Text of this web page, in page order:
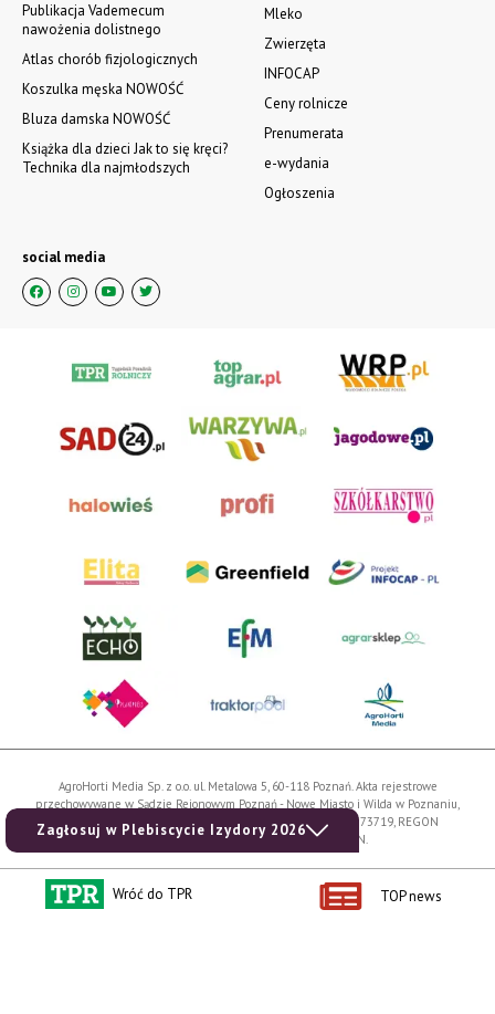
Zagłosuj w Plebiscycie Izydory 2026
Mleko
Zwierzęta
INFOCAP
Ceny rolnicze
Prenumerata
e-wydania
Ogłoszenia
Publikacja Vademecum
nawożenia dolistnego
Atlas chorób fizjologicznych
Koszulka męska NOWOŚĆ
Bluza damska NOWOŚĆ
Książka dla dzieci Jak to się kręci?
Technika dla najmłodszych
social media
AgroHorti Media Sp. z o.o. ul. Metalowa 5, 60-118 Poznań. Akta rejestrowe
przechowywane w Sądzie Rejonowym Poznań - Nowe Miasto i Wilda w Poznaniu,
VIII Wydziale Gospodarczym, KRS 0001116269, NIP 7792573719, REGON
529158846, kapitał zakładowy: 3.608.000 PLN.
AgroHorti Media Sp. z o.o, są zastrzeżone i chronione prawem autorskim,
kopiowanie i dalsze rozpowszechnianie treści jest zabronione. (art. 25 ust. 1 pkt 1b
Wróć do TPR TOP news